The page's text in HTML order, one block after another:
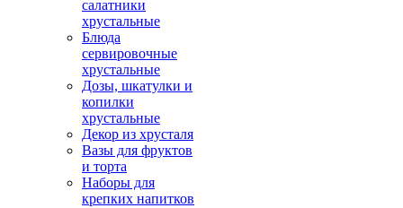
салатники
хрустальные
Блюда
сервировочные
хрустальные
Дозы, шкатулки и
копилки
хрустальные
Декор из хрусталя
Вазы для фруктов
и торта
Наборы для
крепких напитков